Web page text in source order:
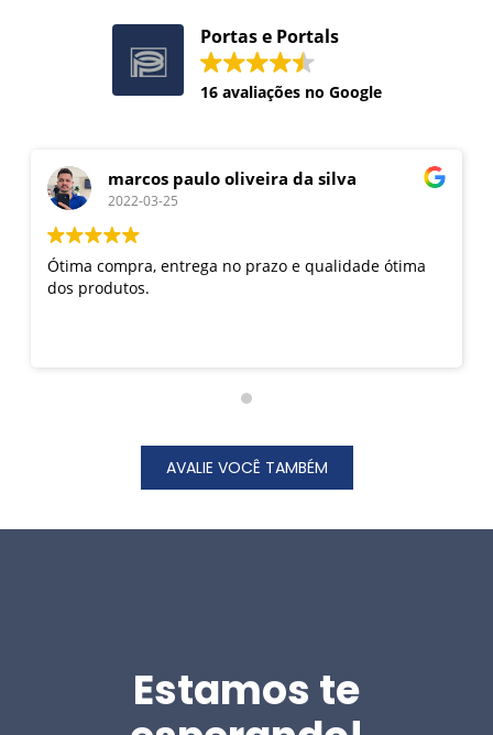
Portas e Portals
16 avaliações no Google
marcos paulo oliveira da silva
2022-03-25
Ótima compra, entrega no prazo e qualidade ótima
dos produtos.
AVALIE VOCÊ TAMBÉM
Estamos te